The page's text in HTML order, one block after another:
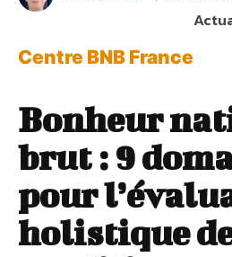
Centre BNB France
Bonheur
brut : 9
pour
holistique